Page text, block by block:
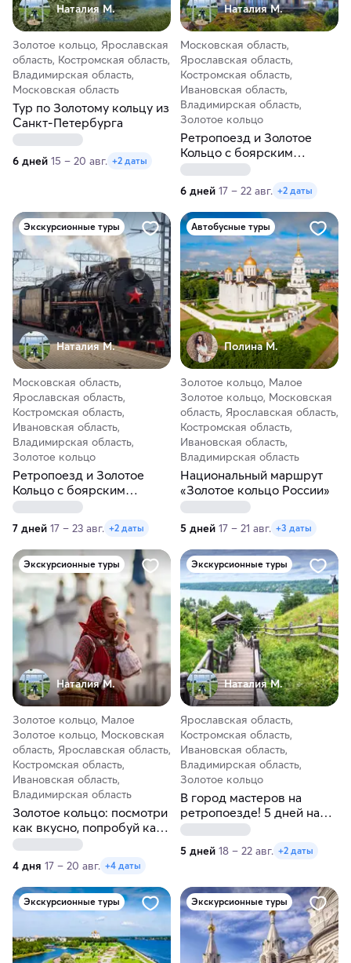
Наталия М.
Золотое кольцо, Ярославская
область, Костромская область,
Владимирская область,
Московская область
Тур по Золотому кольцу из
Санкт-Петербурга
6 дней 15 – 20 авг. +2 даты
Наталия М.
Московская область,
Ярославская область,
Костромская область,
Ивановская область,
Владимирская область,
Золотое кольцо
Ретропоезд и Золотое
Кольцо с боярским
размахом за 6 дней
6 дней 17 – 22 авг. +2 даты
Экскурсионные туры
Наталия М.
Московская область,
Ярославская область,
Костромская область,
Ивановская область,
Владимирская область,
Золотое кольцо
Ретропоезд и Золотое
Кольцо с боярским
размахом за 7 дней
7 дней 17 – 23 авг. +2 даты
Автобусные туры
Полина М.
Золотое кольцо, Малое
Золотое кольцо, Московская
область, Ярославская область,
Костромская область,
Ивановская область,
Владимирская область
Национальный маршрут
«Золотое кольцо России»
5 дней 17 – 21 авг. +3 даты
Экскурсионные туры
Наталия М.
Золотое кольцо, Малое
Золотое кольцо, Московская
область, Ярославская область,
Костромская область,
Ивановская область,
Владимирская область
Золотое кольцо: посмотри
как вкусно, попробуй как
красиво!
4 дня 17 – 20 авг. +4 даты
Экскурсионные туры
Наталия М.
Ярославская область,
Костромская область,
Ивановская область,
Владимирская область,
Золотое кольцо
В город мастеров на
ретропоезде! 5 дней на
Золотом кольце
5 дней 18 – 22 авг. +2 даты
Экскурсионные туры Экскурсионные туры